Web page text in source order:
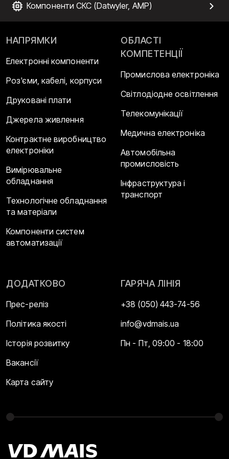
Компоненти СКС (Datwyler, AMP)
НАПРЯМКИ
Електронні компоненти
Роз'єми, кабелі, корпуси
Друковані плати
Джерела живлення
Контрактне виробництво
електроніки
Вимірювальне
обладнання
Технологічне обладнання
та матеріали
Компоненти систем
автоматизації
ОБЛАСТІ
КОМПЕТЕНЦІЇ
Промислова електроніка
Світлодіодне освітлення
Телекомунікації
Медична електроніка
Автомобільна
промисловість
Інфраструктура і
транспорт
ДОДАТКОВО
Прес-реліз
Політика якості
Історія розвитку
Вакансії
Карта сайту
ГАРЯЧА ЛІНІЯ
+38 (050) 443-74-56
info@vdmais.ua
Пн - Пт, 09:00 - 18:00